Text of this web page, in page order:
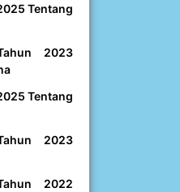
Tentang
2023
Tentang
2023
2022